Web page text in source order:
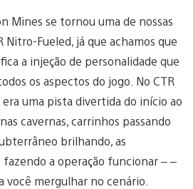
Mines se tornou uma de nossas
Nitro-Fueled, já que achamos que
a injeção de personalidade que
os aspectos do jogo. No CTR
uma pista divertida do início ao
cavernas, carrinhos passando
brilhando, as
a operação funcionar – –
mergulhar no cenário.